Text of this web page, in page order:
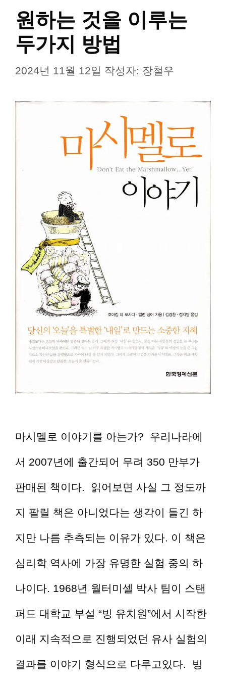
원하는 것을 이루는
두가지 방법
2024년 11월 12일 작성자: 장철우
마시멜로 이야기를 아는가? 우리나라에
서 2007년에 출간되어 무려 350 만부가
판매된 책이다. 읽어보면 사실 그 정도까
지 팔릴 책은 아니었다는 생각이 들긴 하
지만 나름 추측되는 이유가 있다. 이 책은
심리학 역사에 가장 유명한 실험 중의 하
나이다. 1968년 월터미셀 박사 팀이 스탠
퍼드 대학교 부설 “빙 유치원”에서 시작한
이래 지속적으로 진행되었던 유사 실험의
결과를 이야기 형식으로 다루고있다. 빙